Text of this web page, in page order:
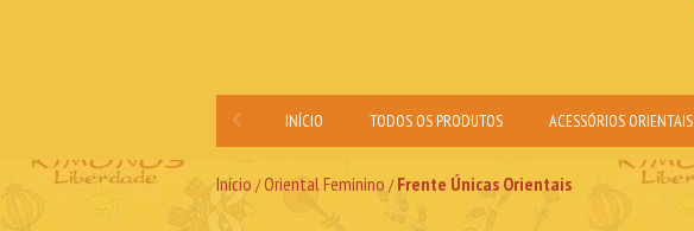
INÍCIO TODOS OS PRODUTOS ACESSÓRIOS ORIENTAIS
Início /Oriental Feminino / Frente Únicas Orientais